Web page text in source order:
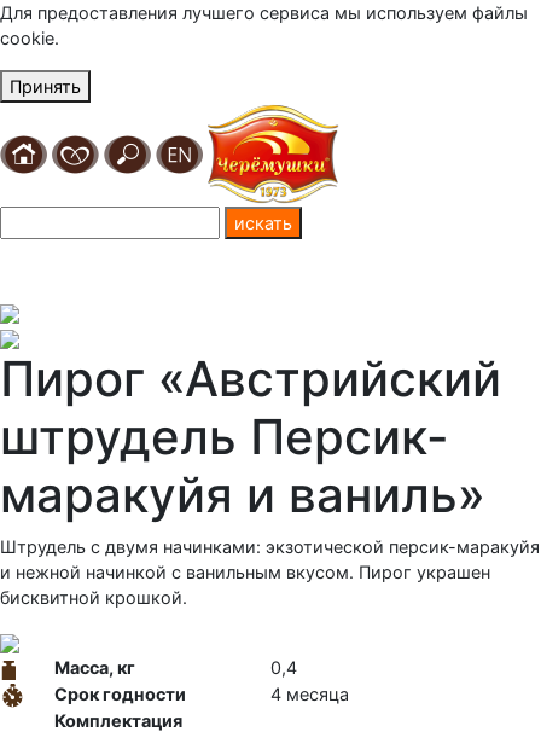
Для предоставления лучшего сервиса мы используем файлы
cookie.
Принять
Пирог «Австрийский
штрудель Персик-
маракуйя и ваниль»
Штрудель с двумя начинками: экзотической персик-маракуйя
и нежной начинкой с ванильным вкусом. Пирог украшен
бисквитной крошкой.
Масса, кг
0,4
Срок годности
4 месяца
Комплектация